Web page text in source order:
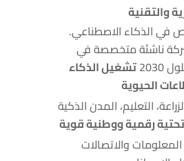
والتقنية
أكثر من 250 شركة ناشئة متخصصة في
تشغيل الذكاء
الحيوية
التعليم، المدن الذكية
رقمية ووطنية قوية
والاتصالات